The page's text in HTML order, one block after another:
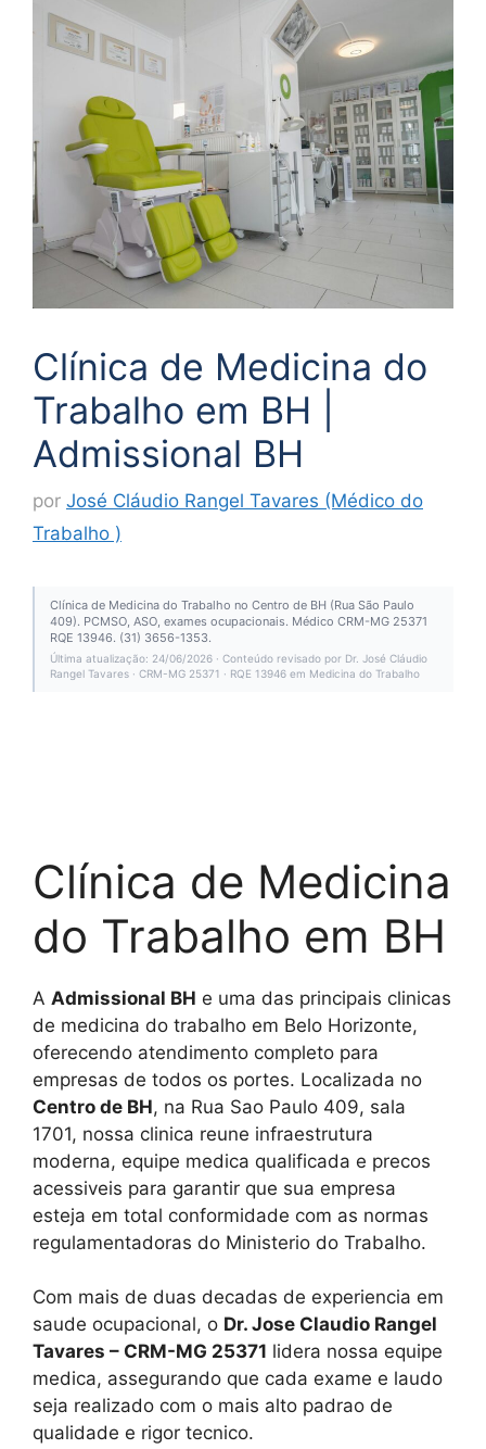
Clínica de Medicina do
Trabalho em BH |
Admissional BH
por José Cláudio Rangel Tavares (Médico do
Trabalho )
Clínica de Medicina do Trabalho no Centro de BH (Rua São Paulo
409). PCMSO, ASO, exames ocupacionais. Médico CRM-MG 25371
RQE 13946. (31) 3656-1353.
Última atualização: 24/06/2026 · Conteúdo revisado por Dr. José Cláudio
Rangel Tavares · CRM-MG 25371 · RQE 13946 em Medicina do Trabalho
Clínica de Medicina
do Trabalho em BH
A Admissional BH e uma das principais clinicas
de medicina do trabalho em Belo Horizonte,
oferecendo atendimento completo para
empresas de todos os portes. Localizada no
Centro de BH, na Rua Sao Paulo 409, sala
1701, nossa clinica reune infraestrutura
moderna, equipe medica qualificada e precos
acessiveis para garantir que sua empresa
esteja em total conformidade com as normas
regulamentadoras do Ministerio do Trabalho.
Com mais de duas decadas de experiencia em
saude ocupacional, o Dr. Jose Claudio Rangel
Tavares – CRM-MG 25371 lidera nossa equipe
medica, assegurando que cada exame e laudo
seja realizado com o mais alto padrao de
qualidade e rigor tecnico.